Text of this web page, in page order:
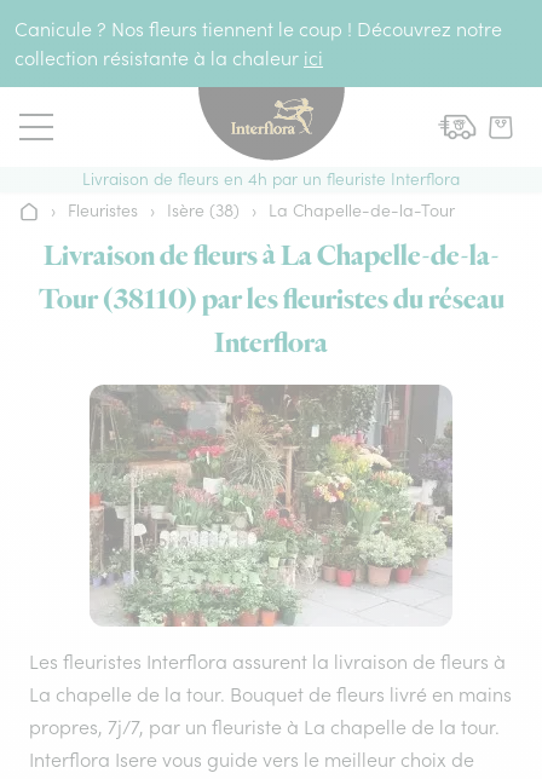
Canicule ? Nos fleurs tiennent le coup ! Découvrez notre
collection résistante à la chaleur ici
Livraison de fleurs en 4h par un fleuriste Interflora
Accueil
› Fleuristes › Isère (38) › La Chapelle-de-la-Tour
Livraison de fleurs à La Chapelle-de-la-
Tour (38110) par les fleuristes du réseau
Interflora
Les fleuristes Interflora assurent la livraison de fleurs à
La chapelle de la tour. Bouquet de fleurs livré en mains
propres, 7j/7, par un fleuriste à La chapelle de la tour.
Interflora Isere vous guide vers le meilleur choix de